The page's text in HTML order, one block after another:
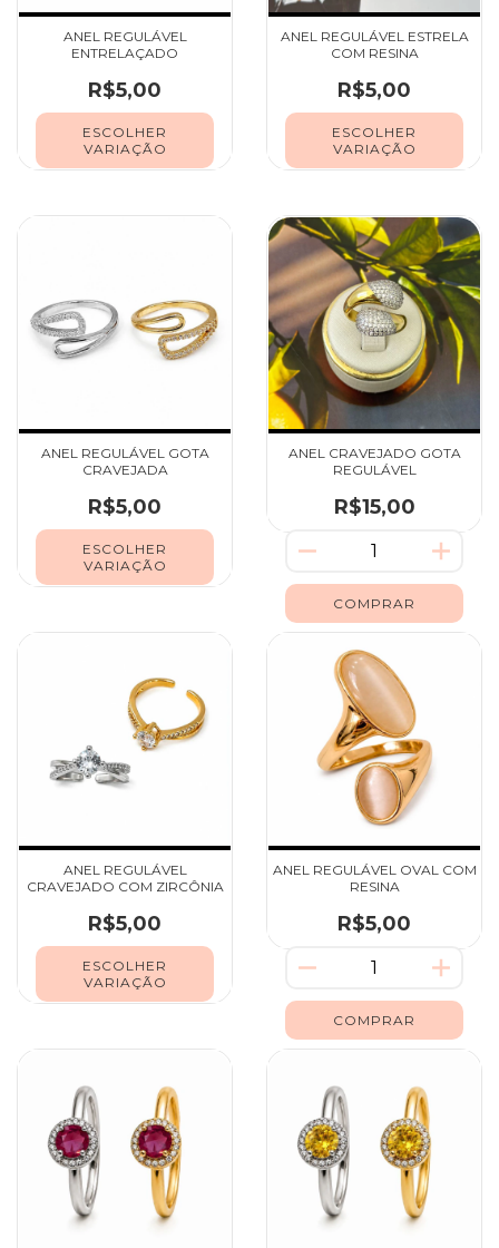
ANEL REGULÁVEL
ENTRELAÇADO
R$5,00
ESCOLHER
VARIAÇÃO
ANEL REGULÁVEL ESTRELA
COM RESINA
R$5,00
ESCOLHER
VARIAÇÃO
ANEL REGULÁVEL GOTA
CRAVEJADA
R$5,00
ESCOLHER
VARIAÇÃO
ANEL CRAVEJADO GOTA
REGULÁVEL
R$15,00
ANEL REGULÁVEL
CRAVEJADO COM ZIRCÔNIA
R$5,00
ESCOLHER
VARIAÇÃO
ANEL REGULÁVEL OVAL COM
RESINA
R$5,00